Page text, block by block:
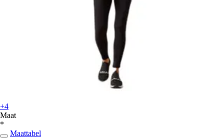
+4
Maat
*
Maattabel